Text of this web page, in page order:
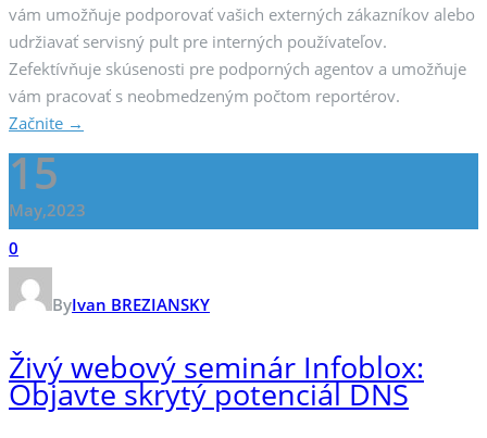
vám umožňuje podporovať vašich externých zákazníkov alebo
udržiavať servisný pult pre interných používateľov.
Zefektívňuje skúsenosti pre podporných agentov a umožňuje
vám pracovať s neobmedzeným počtom reportérov.
Začnite →
15
May,2023
0
ByIvan BREZIANSKY
Živý webový seminár Infoblox:
Objavte skrytý potenciál DNS